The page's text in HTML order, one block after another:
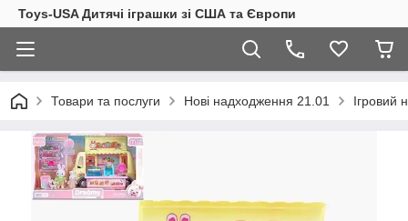
Toys-USA Дитячі іграшки зі США та Європи
Товари та послуги Нові надходження 21.01 Ігровий